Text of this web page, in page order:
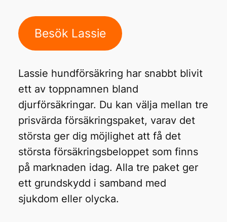
Besök Lassie
Lassie hundförsäkring har snabbt blivit
ett av toppnamnen bland
djurförsäkringar. Du kan välja mellan tre
prisvärda försäkringspaket, varav det
största ger dig möjlighet att få det
största försäkringsbeloppet som finns
på marknaden idag. Alla tre paket ger
ett grundskydd i samband med
sjukdom eller olycka.